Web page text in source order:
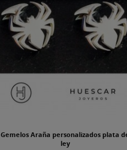
Gemelos Araña personalizados plata
ley